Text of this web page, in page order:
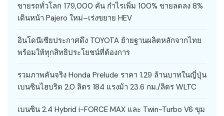
ขายรถทั่วโลก 179,000 คัน กำไรเพิ่ม 100% ขายลดลง 8%
เดินหน้า Pajero ใหม่–เร่งขยาย HEV
อินโดนีเซียประกาศดึง TOYOTA ย้ายฐานผลิตหลักจากไทย
พร้อมให้ทุกสิทธิประโยชน์ที่ต้องการ
รวมภาพคันจริง Honda Prelude ราคา 1.29 ล้านบาทในญี่ปุ่น
เบนซินไฮบริด 2.0 ลิตร 184 แรงม้า 23.6 กม./ลิตร WLTC
เบนซิน 2.4 Hybrid i-FORCE MAX และ Twin-Turbo V6 ขุม